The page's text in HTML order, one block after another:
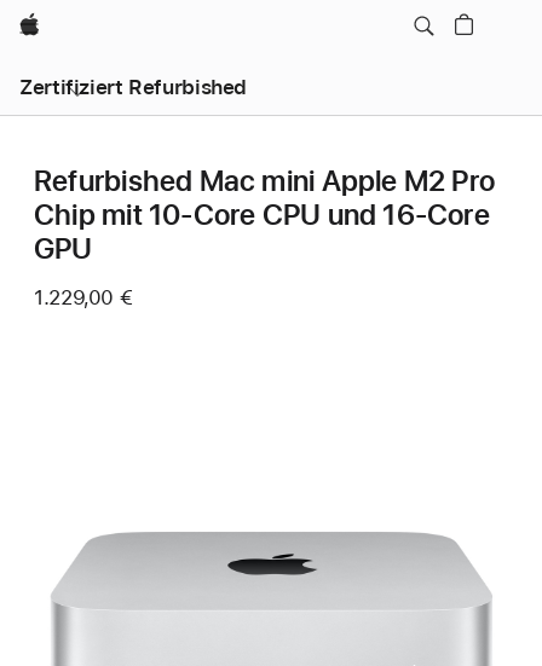
Apple
Zertifiziert Refurbished
Refurbished Mac mini Apple M2 Pro
Chip mit 10‑Core CPU und 16‑Core
GPU
1.229,00 €